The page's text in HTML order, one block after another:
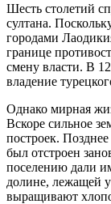
Шесть столетий
султана.
городами
границе
смену власти. В
владение
Однако мирная
Вскоре сильное
построек.
был отстроен
поселению дали
долине, лежащей
выращивают